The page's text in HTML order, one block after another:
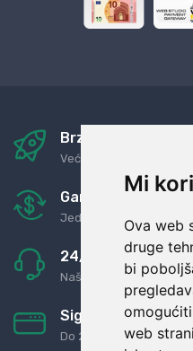
Mi
Ova web
druge
bi
web
Brza i sigurna
Već za nekoliko dana
Garancija u
Jednostavno pravilo:
24/7 odlična
Naši agenti uvijek na
Sigurno obročno
Do 24 rata bez kamata